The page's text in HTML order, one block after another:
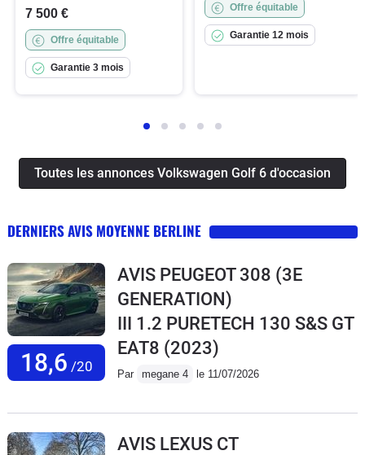
7 500 €
Offre équitable
Garantie 3 mois
Offre équitable
Garantie 12 mois
Toutes les annonces Volkswagen Golf 6 d'occasion
DERNIERS AVIS MOYENNE BERLINE
18,6 /20
AVIS PEUGEOT 308 (3E
GENERATION)
III 1.2 PURETECH 130 S&S GT
EAT8 (2023)
Par megane 4 le 11/07/2026
AVIS LEXUS CT